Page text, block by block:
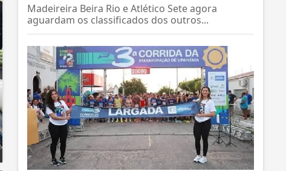
Madeireira Beira Rio e Atlético Sete agora
aguardam os classificados dos outros...